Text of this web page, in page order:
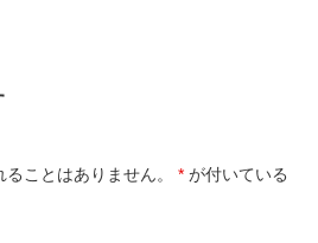
ことはありません。 * が付いている